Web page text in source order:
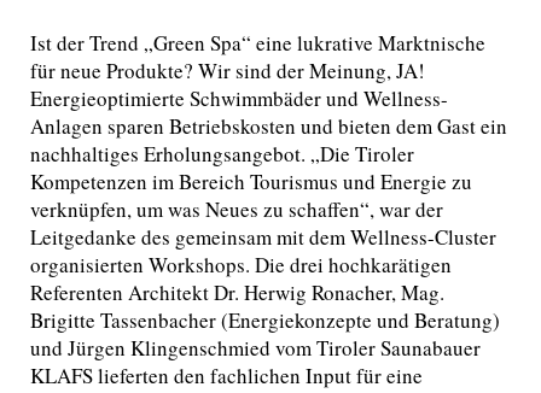
Ist der Trend „Green Spa“ eine lukrative Marktnische
für neue Produkte? Wir sind der Meinung, JA!
Energieoptimierte Schwimmbäder und Wellness-
Anlagen sparen Betriebskosten und bieten dem Gast ein
nachhaltiges Erholungsangebot. „Die Tiroler
Kompetenzen im Bereich Tourismus und Energie zu
verknüpfen, um was Neues zu schaffen“, war der
Leitgedanke des gemeinsam mit dem Wellness-Cluster
organisierten Workshops. Die drei hochkarätigen
Referenten Architekt Dr. Herwig Ronacher, Mag.
Brigitte Tassenbacher (Energiekonzepte und Beratung)
und Jürgen Klingenschmied vom Tiroler Saunabauer
KLAFS lieferten den fachlichen Input für eine